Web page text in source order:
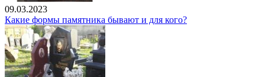
09.03.2023
Какие формы памятника бывают и для кого?